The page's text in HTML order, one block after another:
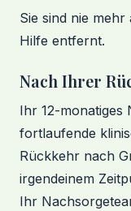
Sie sind nie
Hilfe entfernt.
Nach Ihrer
Ihr 12-monatiges
fortlaufende
Rückkehr nach
irgendeinem
Ihr